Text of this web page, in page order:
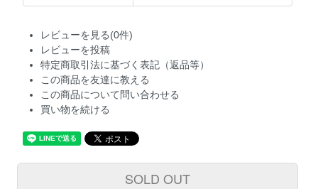
レビューを見る(0件)
レビューを投稿
特定商取引法に基づく表記（返品等）
この商品を友達に教える
この商品について問い合わせる
買い物を続ける
SOLD OUT